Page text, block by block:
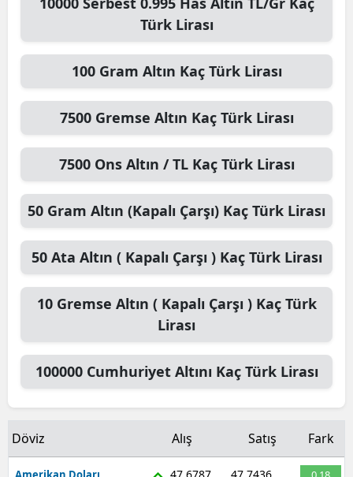
Türk Lirası
100 Gram Altın Kaç Türk Lirası
7500 Gremse Altın Kaç Türk Lirası
7500 Ons Altın / TLKaç Türk Lirası
50 Gram Altın (Kapalı Çarşı) Kaç Türk Lirası
50 Ata Altın ( Kapalı Çarşı )Kaç Türk Lirası
10 Gremse Altın ( Kapalı Çarşı )Kaç Türk
Lirası
100000 Cumhuriyet Altını Kaç Türk Lirası
Döviz Alış Satış Fark